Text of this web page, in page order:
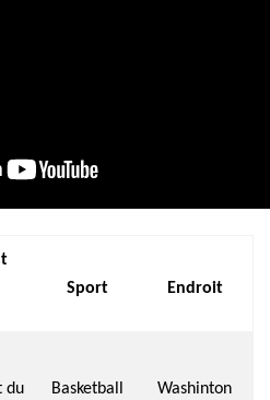
Sport Endroit
du
Basketball
Washinton